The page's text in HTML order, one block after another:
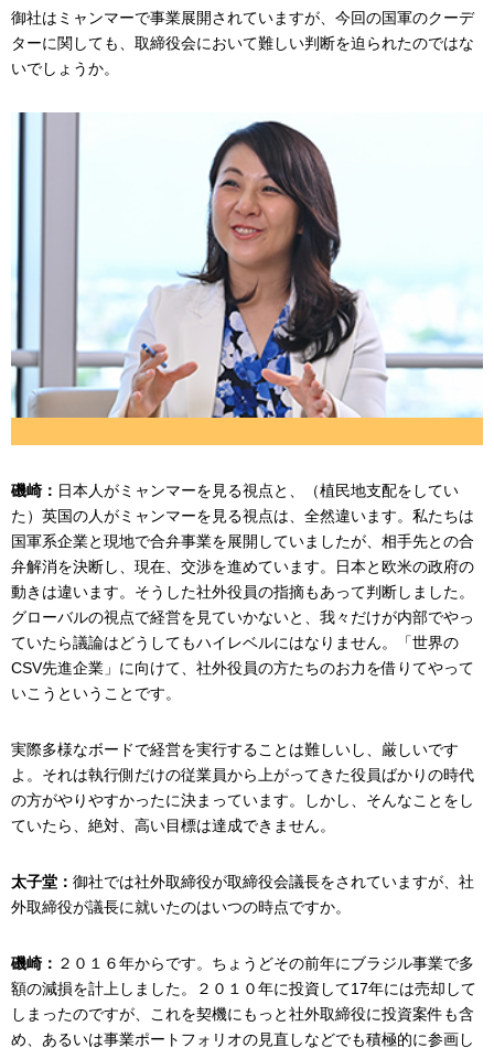
御社はミャンマーで事業展開されていますが、今回の国軍のクーデ
ターに関しても、取締役会において難しい判断を迫られたのではな
いでしょうか。
磯崎： 日本人がミャンマーを見る視点と、（植民地支配をしてい
た）英国の人がミャンマーを見る視点は、全然違います。私たちは
国軍系企業と現地で合弁事業を展開していましたが、相手先との合
弁解消を決断し、現在、交渉を進めています。日本と欧米の政府の
動きは違います。そうした社外役員の指摘もあって判断しました。
グローバルの視点で経営を見ていかないと、我々だけが内部でやっ
ていたら議論はどうしてもハイレベルにはなりません。「世界の
CSV先進企業」に向けて、社外役員の方たちのお力を借りてやって
いこうということです。
実際多様なボードで経営を実行することは難しいし、厳しいです
よ。それは執行側だけの従業員から上がってきた役員ばかりの時代
の方がやりやすかったに決まっています。しかし、そんなことをし
ていたら、絶対、高い目標は達成できません。
太子堂： 御社では社外取締役が取締役会議長をされていますが、社
外取締役が議長に就いたのはいつの時点ですか。
磯崎： ２０１６年からです。ちょうどその前年にブラジル事業で多
額の減損を計上しました。２０１０年に投資して17年には売却して
しまったのですが、これを契機にもっと社外取締役に投資案件も含
め、あるいは事業ポートフォリオの見直しなどでも積極的に参画し